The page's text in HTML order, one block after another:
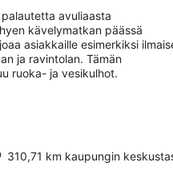
avuliaasta
kävelymatkan päässä
asiakkaille esimerkiksi
ja ravintolan. Tämän
ruoka- ja vesikulhot.
310,71 km kaupungin